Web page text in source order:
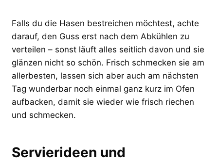
Falls du die Hasen bestreichen möchtest, achte
darauf, den Guss erst nach dem Abkühlen zu
verteilen – sonst läuft alles seitlich davon und sie
glänzen nicht so schön. Frisch schmecken sie am
allerbesten, lassen sich aber auch am nächsten
Tag wunderbar noch einmal ganz kurz im Ofen
aufbacken, damit sie wieder wie frisch riechen
und schmecken.
Servierideen und